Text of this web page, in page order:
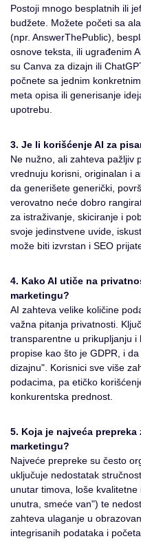
Postoji mnogo besplatnih ili
budžete. Možete početi sa
(npr. AnswerThePublic),
osnove teksta, ili ugrađenim
su Canva za dizajn ili
počnete sa jednim
meta opisa ili generisanje
upotrebu.
3. Je li korišćenje AI za
Ne nužno, ali zahteva pažljiv
vrednuju korisni, originalan i
da generišete generički,
verovatno neće dobro
za istraživanje, skiciranje i
svoje jedinstvene uvide,
može biti izvrstan i SEO
4. Kako AI utiče na
marketingu?
AI zahteva velike količine
važna pitanja privatnosti.
transparentne u prikupljanju
propise kao što je GDPR, i
dizajnu". Korisnici sve više
podacima, pa etičko
konkurentska prednost.
5. Koja je najveća
marketingu?
Najveće prepreke su često
uključuje nedostatak
unutar timova, loše
unutra, smeće van") te
zahteva ulaganje u
integrisanih podataka i